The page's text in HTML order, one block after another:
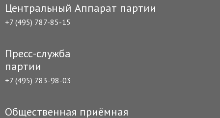
Центральный Аппарат партии
+7 (495) 787-85-15
Пресс-служба
партии
+7 (495) 783-98-03
Общественная приёмная